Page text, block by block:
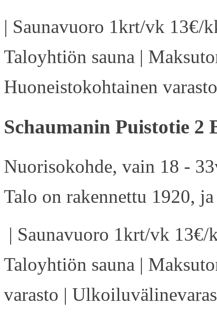
| Saunavuoro 1krt/vk 13€/
Taloyhtiön sauna |
Huoneistokohtainen
Schaumanin Puistotie 2
Nuorisokohde, vain 18 -
Talo on rakennettu 1920,
| Saunavuoro 1krt/vk
Taloyhtiön sauna |
varasto |